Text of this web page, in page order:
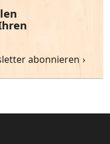
abonnieren